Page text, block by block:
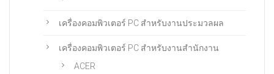
เครื่องคอมพิวเตอร์ PC สำหรับงานประมวลผล
เครื่องคอมพิวเตอร์ PC สําหรับงานสํานักงาน
ACER